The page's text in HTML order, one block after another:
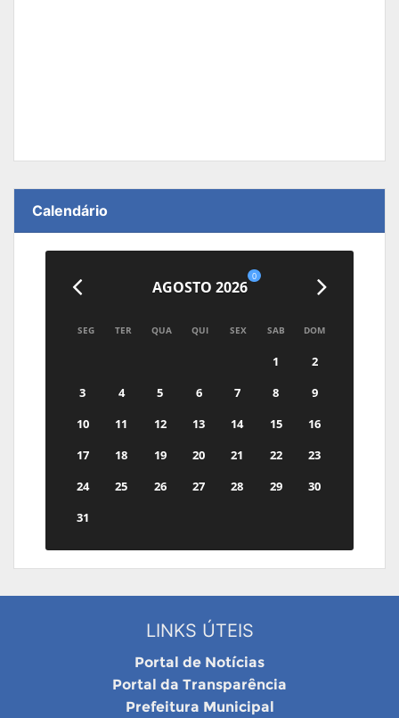
Calendário
AGOSTO 2026
0
SEG TER QUA QUI SEX SAB DOM
1
2
3
4 5 6 7 8
9
10
11 12 13 14 15
16
17
18 19 20 21 22
23
24
25 26 27 28 29
30
31
LINKS ÚTEIS
Portal de Notícias
Portal da Transparência
Prefeitura Municipal